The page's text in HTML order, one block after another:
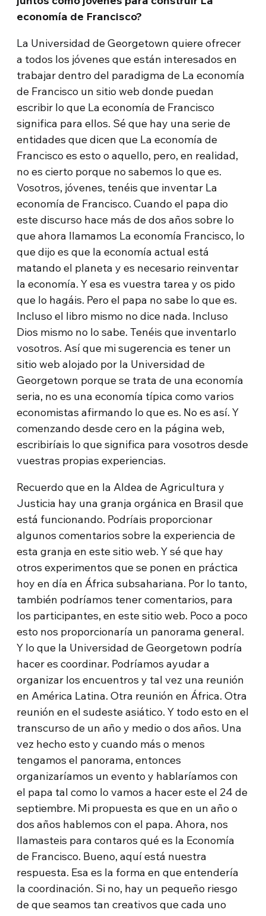
economía de Francisco?
La Universidad de Georgetown quiere ofrecer
a todos los jóvenes que están interesados en
trabajar dentro del paradigma de La economía
de Francisco un sitio web donde puedan
escribir lo que La economía de Francisco
significa para ellos. Sé que hay una serie de
entidades que dicen que La economía de
Francisco es esto o aquello, pero, en realidad,
no es cierto porque no sabemos lo que es.
Vosotros, jóvenes, tenéis que inventar La
economía de Francisco. Cuando el papa dio
este discurso hace más de dos años sobre lo
que ahora llamamos La economía Francisco, lo
que dijo es que la economía actual está
matando el planeta y es necesario reinventar
la economía. Y esa es vuestra tarea y os pido
que lo hagáis. Pero el papa no sabe lo que es.
Incluso el libro mismo no dice nada. Incluso
Dios mismo no lo sabe. Tenéis que inventarlo
vosotros. Así que mi sugerencia es tener un
sitio web alojado por la Universidad de
Georgetown porque se trata de una economía
seria, no es una economía típica como varios
economistas afirmando lo que es. No es así. Y
comenzando desde cero en la página web,
escribiríais lo que significa para vosotros desde
vuestras propias experiencias.
Recuerdo que en la Aldea de Agricultura y
Justicia hay una granja orgánica en Brasil que
está funcionando. Podríais proporcionar
algunos comentarios sobre la experiencia de
esta granja en este sitio web. Y sé que hay
otros experimentos que se ponen en práctica
hoy en día en África subsahariana. Por lo tanto,
también podríamos tener comentarios, para
los participantes, en este sitio web. Poco a poco
esto nos proporcionaría un panorama general.
Y lo que la Universidad de Georgetown podría
hacer es coordinar. Podríamos ayudar a
organizar los encuentros y tal vez una reunión
en América Latina. Otra reunión en África. Otra
reunión en el sudeste asiático. Y todo esto en el
transcurso de un año y medio o dos años. Una
vez hecho esto y cuando más o menos
tengamos el panorama, entonces
organizaríamos un evento y hablaríamos con
el papa tal como lo vamos a hacer este el 24 de
septiembre. Mi propuesta es que en un año o
dos años hablemos con el papa. Ahora, nos
llamasteis para contaros qué es la Economía
de Francisco. Bueno, aquí está nuestra
respuesta. Esa es la forma en que entendería
la coordinación. Si no, hay un pequeño riesgo
de que seamos tan creativos que cada uno